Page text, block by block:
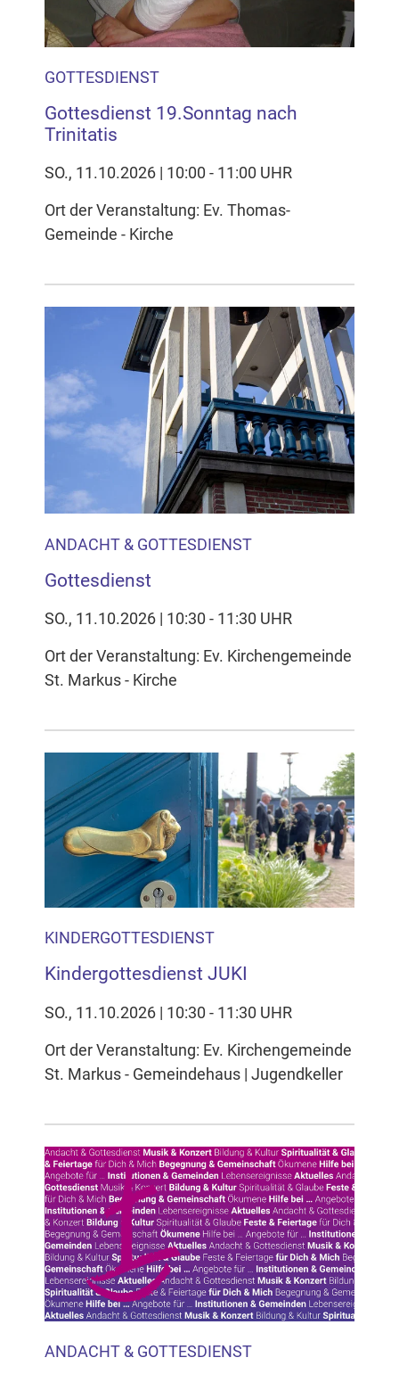
GOTTESDIENST
Gottesdienst 19.Sonntag nach
Trinitatis
SO., 11.10.2026 | 10:00 - 11:00 UHR
Ort der Veranstaltung: Ev. Thomas-
Gemeinde - Kirche
ANDACHT & GOTTESDIENST
Gottesdienst
SO., 11.10.2026 | 10:30 - 11:30 UHR
Ort der Veranstaltung: Ev. Kirchengemeinde
St. Markus - Kirche
KINDERGOTTESDIENST
Kindergottesdienst JUKI
SO., 11.10.2026 | 10:30 - 11:30 UHR
Ort der Veranstaltung: Ev. Kirchengemeinde
St. Markus - Gemeindehaus | Jugendkeller
ANDACHT & GOTTESDIENST